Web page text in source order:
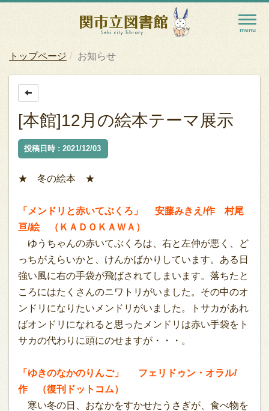
トップページ お知らせ
[本館]12月の絵本テーマ展示
投稿日時 : 2021/12/03
★ 冬の絵本 ★
「メンドリと赤いてぶくろ」 安藤みきえ/作 村尾
亘/絵 （ＫＡＤＯＫＡＷＡ）
ゆうちゃんの赤いてぶくろは、右と左仲が悪く、ど
っちがえらいかと、けんかばかりしています。ある日
強い風に右の手袋が飛ばされてしまいます。落ちたと
ころにはたくさんのニワトリがいました。その中のオ
ンドリになりたいメンドリがいました。トサカがあれ
ばオンドリになれると思ったメンドリは赤い手袋をト
サカの代わりに頭にのせますが・・・。
「ゆきのなかのりんご」 フェリドゥン・オラル/
作 （復刊ドットコム）
寒い冬の日、おなかをすかせたうさぎが、食べ物を